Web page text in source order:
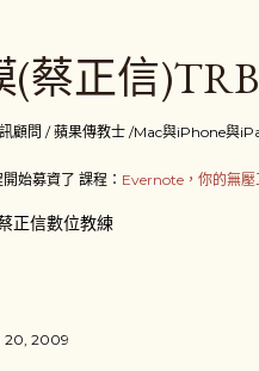
(蔡正信
顧問 / 蘋果傳教士 /Mac與iPhone與
始募資了 課程： Evernote，你的無壓
正信數位教練
20, 2009